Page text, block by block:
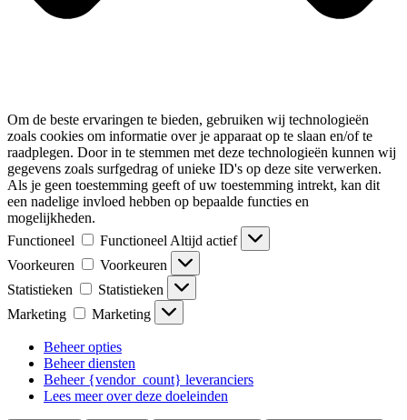
Om de beste ervaringen te bieden, gebruiken wij technologieën
zoals cookies om informatie over je apparaat op te slaan en/of te
raadplegen. Door in te stemmen met deze technologieën kunnen wij
gegevens zoals surfgedrag of unieke ID's op deze site verwerken.
Als je geen toestemming geeft of uw toestemming intrekt, kan dit
een nadelige invloed hebben op bepaalde functies en
mogelijkheden.
Functioneel
Functioneel Altijd actief
Voorkeuren
Voorkeuren
Statistieken
Statistieken
Marketing
Marketing
Beheer opties
Beheer diensten
Beheer {vendor_count} leveranciers
Lees meer over deze doeleinden